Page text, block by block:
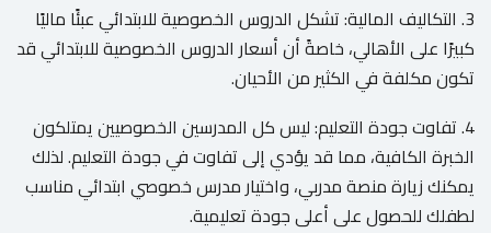
3. التكاليف المالية: تشكل الدروس الخصوصية للابتدائي عبئًا ماليًا
كبيرًا على الأهالي، خاصةً أن أسعار الدروس الخصوصية للابتدائي قد
تكون مكلفة في الكثير من الأحيان.
4. تفاوت جودة التعليم: ليس كل المدرسين الخصوصيين يمتلكون
الخبرة الكافية، مما قد يؤدي إلى تفاوت في جودة التعليم. لذلك
يمكنك زيارة منصة مدربي، واختيار مدرس خصوصي ابتدائي مناسب
لطفلك للحصول على أعلى جودة تعليمية.